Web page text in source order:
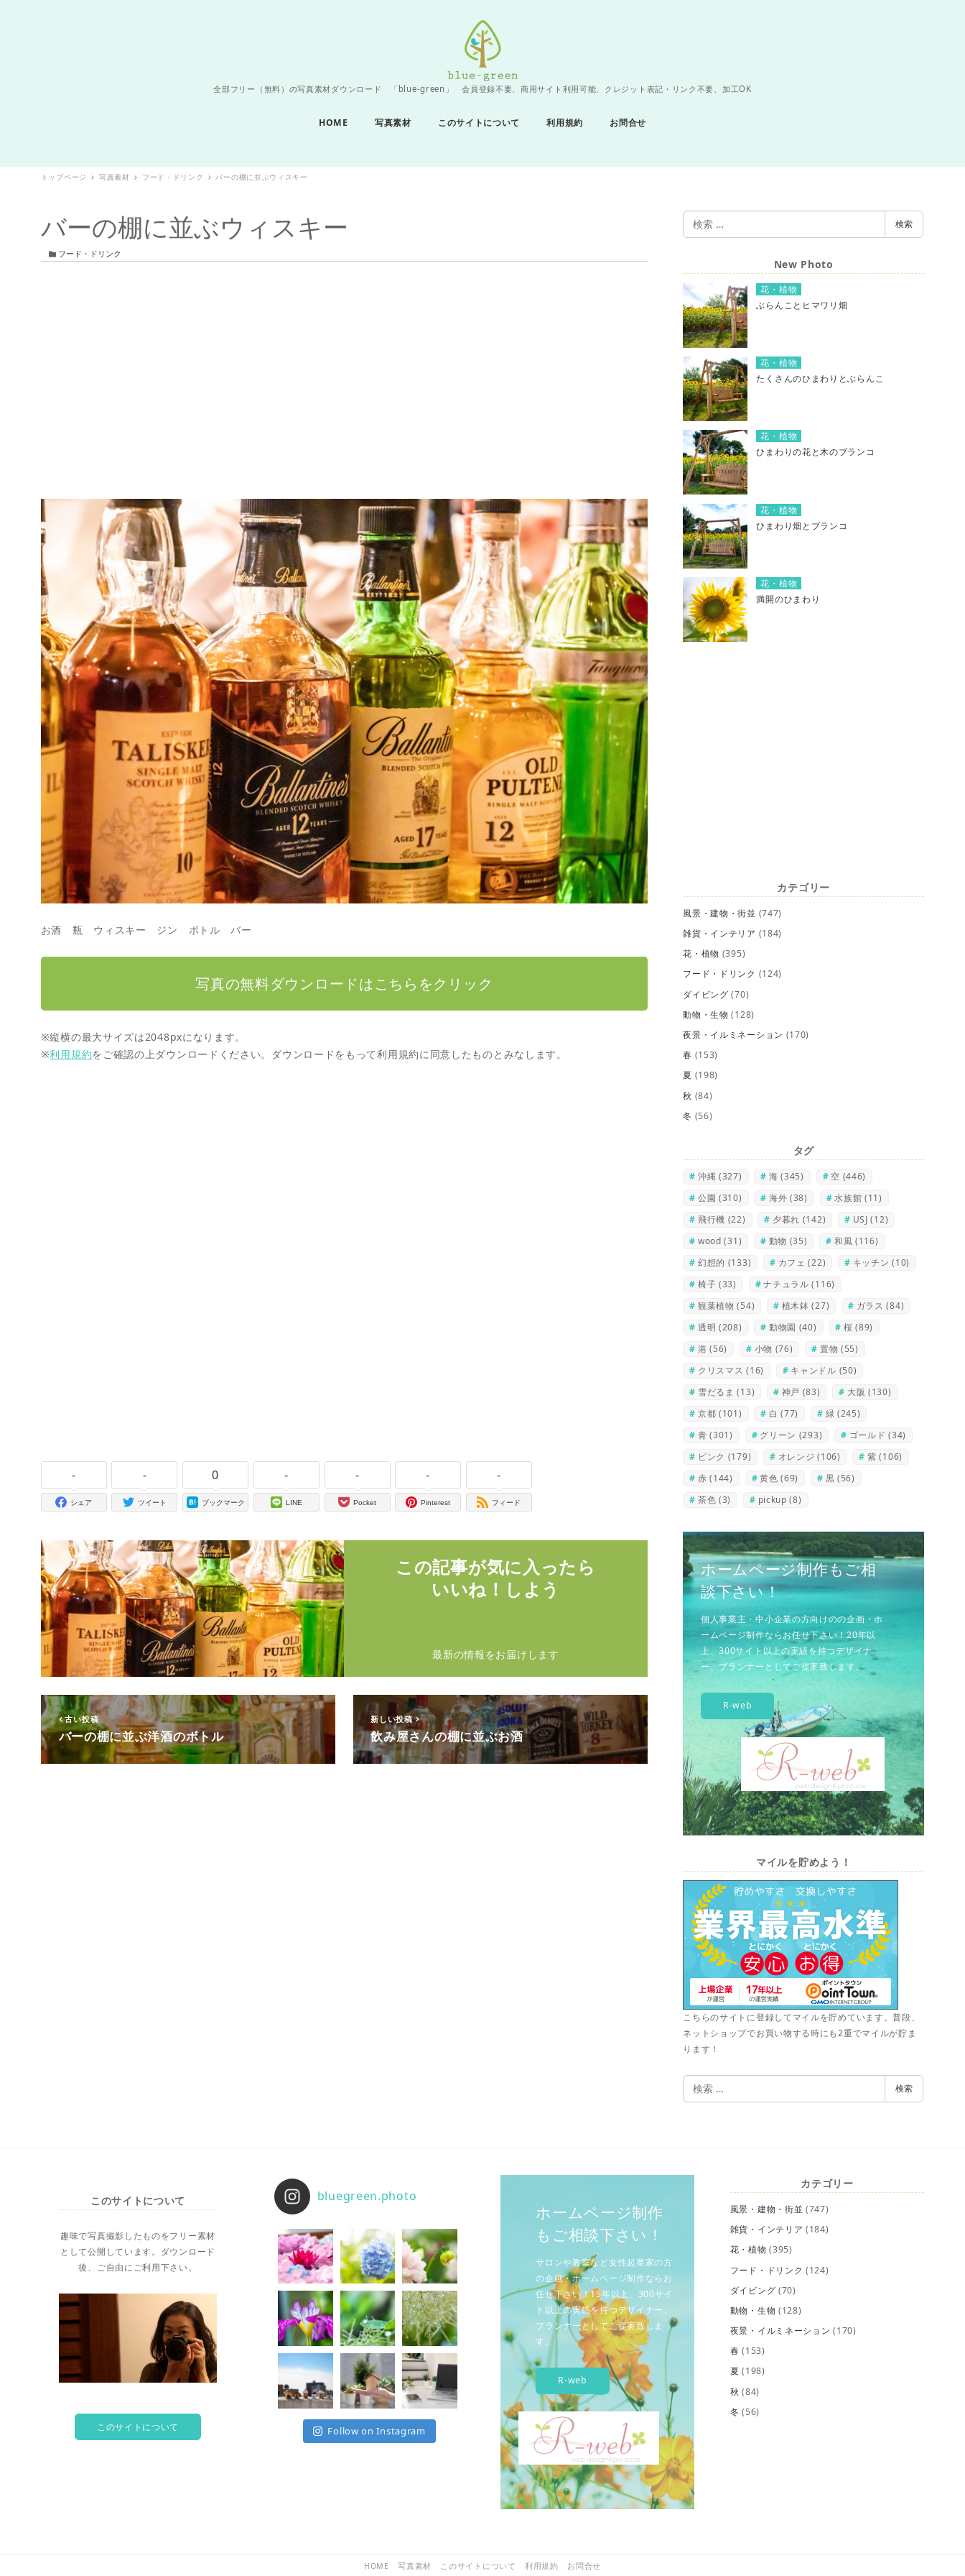
全部フリー（無料）の写真素材ダウンロード 「blue-green」 会員登録不要、商用サイト利用可能、クレジット表記・リンク不要、加工OK
HOME 写真素材 このサイトについて 利用規約 お問合せ
トップページ 写真素材 フード・ドリンク バーの棚に並ぶウィスキー
バーの棚に並ぶウィスキー
カテゴリー
フード・ドリンク
お酒 瓶 ウィスキー ジン ボトル バー
写真の無料ダウンロードはこちらをクリック
※縦横の最大サイズは2048pxになります。
※利用規約をご確認の上ダウンロードください。ダウンロードをもって利用規約に同意したものとみなします。
-
シェア
-
ツイート
0
ブックマーク
-
LINE
-
Pocket
-
Pinterest
-
フィード
この記事が気に入ったら
いいね！しよう
最新の情報をお届けします
古い投稿
バーの棚に並ぶ洋酒のボトル
新しい投稿
飲み屋さんの棚に並ぶお酒
検
索
検索
New Photo
花・植物
ぶらんことヒマワリ畑
花・植物
たくさんのひまわりとぶらんこ
花・植物
ひまわりの花と木のブランコ
花・植物
ひまわり畑とブランコ
花・植物
満開のひまわり
カテゴリー
風景・建物・街並 (747)
雑貨・インテリア (184)
花・植物 (395)
フード・ドリンク (124)
ダイビング (70)
動物・生物 (128)
夜景・イルミネーション (170)
春 (153)
夏 (198)
秋 (84)
冬 (56)
タグ
沖縄 (327) 海 (345) 空 (446)
公園 (310) 海外 (38) 水族館 (11)
飛行機 (22) 夕暮れ (142) USJ (12)
wood (31) 動物 (35) 和風 (116)
幻想的 (133) カフェ (22) キッチン (10)
椅子 (33) ナチュラル (116)
観葉植物 (54) 植木鉢 (27) ガラス (84)
透明 (208) 動物園 (40) 桜 (89)
港 (56) 小物 (76) 置物 (55)
クリスマス (16) キャンドル (50)
雪だるま (13) 神戸 (83) 大阪 (130)
京都 (101) 白 (77) 緑 (245)
青 (301) グリーン (293) ゴールド (34)
ピンク (179) オレンジ (106) 紫 (106)
赤 (144) 黄色 (69) 黒 (56)
茶色 (3) pickup (8)
ホームページ制作もご相
談下さい！
個人事業主・中小企業の方向けのの企画・ホ
ームページ制作ならお任せ下さい！20年以
上、300サイト以上の実績を持つデザイナ
ー、プランナーとしてご提案致します。
R-web
マイルを貯めよう！
こちらのサイトに登録してマイルを貯めています。普段、
ネットショップでお買い物する時にも2重でマイルが貯ま
ります！
検
索
検索
このサイトについて
趣味で写真撮影したものをフリー素材
として公開しています。ダウンロード
後、ご自由にご利用下さい。
このサイトについて
bluegreen.photo
Follow on Instagram
ホームページ制作
もご相談下さい！
サロンや教室など女性起業家の方
の企画・ホームページ制作ならお
任せ下さい！15年以上、300サイ
ト以上の実績を持つデザイナー、
プランナーとしてご提案致しま
す。
R-web
カテゴリー
風景・建物・街並 (747)
雑貨・インテリア (184)
花・植物 (395)
フード・ドリンク (124)
ダイビング (70)
動物・生物 (128)
夜景・イルミネーション (170)
春 (153)
夏 (198)
秋 (84)
冬 (56)
HOME 写真素材 このサイトについて 利用規約 お問合せ